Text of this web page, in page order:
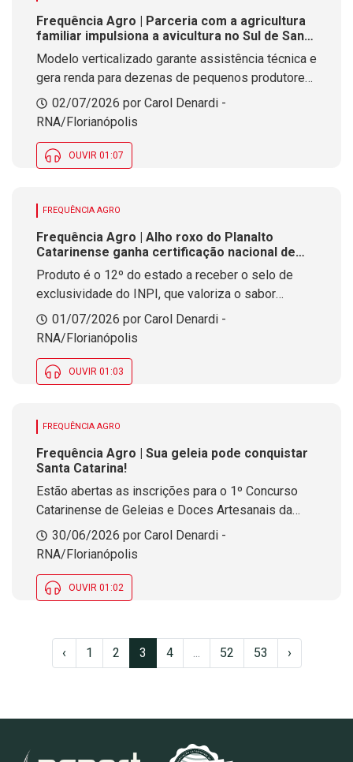
Frequência Agro | Parceria com a agricultura
familiar impulsiona a avicultura no Sul de Santa
Catarina
Modelo verticalizado garante assistência técnica e
gera renda para dezenas de pequenos produtores
integrados da região
02/07/2026 por Carol Denardi -
RNA/Florianópolis
OUVIR 01:07
FREQUÊNCIA AGRO
Frequência Agro | Alho roxo do Planalto
Catarinense ganha certificação nacional de
origem
Produto é o 12º do estado a receber o selo de
exclusividade do INPI, que valoriza o sabor
marcante e a tradição de municípios da região
01/07/2026 por Carol Denardi -
RNA/Florianópolis
OUVIR 01:03
FREQUÊNCIA AGRO
Frequência Agro | Sua geleia pode conquistar
Santa Catarina!
Estão abertas as inscrições para o 1º Concurso
Catarinense de Geleias e Doces Artesanais da
Epagri. Inscrições até 15 de julho
30/06/2026 por Carol Denardi -
RNA/Florianópolis
OUVIR 01:02
‹ 1 2 3 4 ... 52 53 ›